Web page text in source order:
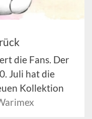
die Fans. Der
Juli hat die
Kollektion